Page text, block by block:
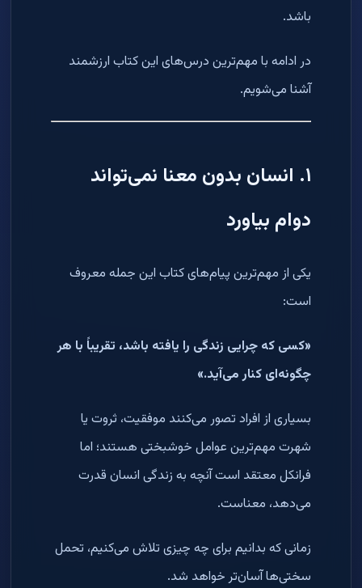
باشد.
در ادامه با مهم‌ترین درس‌های این کتاب ارزشمند
آشنا می‌شویم.
۱. انسان بدون معنا نمی‌تواند
دوام بیاورد
یکی از مهم‌ترین پیام‌های کتاب این جمله معروف
است:
«کسی که چرایی زندگی را یافته باشد، تقریباً با هر
چگونه‌ای کنار می‌آید.»
بسیاری از افراد تصور می‌کنند موفقیت، ثروت یا
شهرت مهم‌ترین عوامل خوشبختی هستند؛ اما
فرانکل معتقد است آنچه به زندگی انسان قدرت
می‌دهد، معناست.
زمانی که بدانیم برای چه چیزی تلاش می‌کنیم، تحمل
سختی‌ها آسان‌تر خواهد شد.